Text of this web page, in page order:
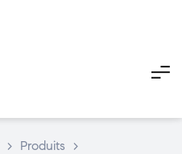
> Produits
>